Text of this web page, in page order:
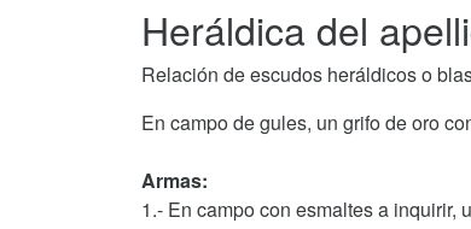
Heráldica del
Relación de escudos heráldicos o
En campo de gules, un grifo de oro
Armas:
1.- En campo con esmaltes a inquirir,